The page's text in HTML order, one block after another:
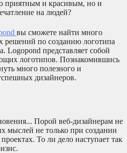
приятным и красивым, но и
на людей?
вы сможете найти много
решений по созданию логотипа
Logopond представляет собой
логотипов. Познакомившись
много полезного и
дизайнеров.
Порой веб-дизайнерам не
мыслей не только при создании
То ли дело наступает так